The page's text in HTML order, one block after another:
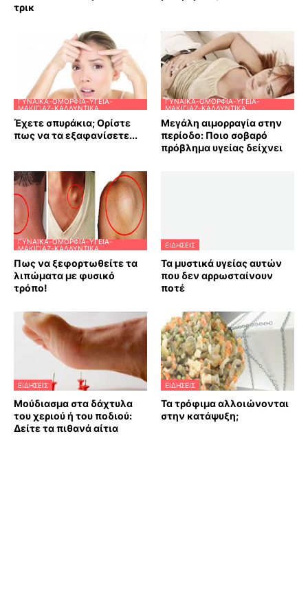
τρικ
ΓΥΝΑΊΚΑ-ΟΜΟΡΦΙΆ-ΥΓΕΊΑ-
ΜΑΚΙΓΙΆΖ-ΚΑΛΛΥΝΤΙΚΆ
Έχετε σπυράκια; Ορίστε
πως να τα εξαφανίσετε...
ΓΥΝΑΊΚΑ-ΟΜΟΡΦΙΆ-ΥΓΕΊΑ-
ΜΑΚΙΓΙΆΖ-ΚΑΛΛΥΝΤΙΚΆ
Μεγάλη αιμορραγία στην
περίοδο: Ποιο σοβαρό
πρόβλημα υγείας δείχνει
ΓΥΝΑΊΚΑ-ΟΜΟΡΦΙΆ-ΥΓΕΊΑ-
ΜΑΚΙΓΙΆΖ-ΚΑΛΛΥΝΤΙΚΆ
Πως να ξεφορτωθείτε τα
λιπώματα με φυσικό
τρόπο!
ΕΙΔΗΣΕΙΣ
Τα μυστικά υγείας αυτών
που δεν αρρωσταίνουν
ποτέ
ΕΙΔΗΣΕΙΣ
Μούδιασμα στα δάχτυλα
του χεριού ή του ποδιού:
Δείτε τα πιθανά αίτια
ΕΙΔΗΣΕΙΣ
Τα τρόφιμα αλλοιώνονται
στην κατάψυξη;